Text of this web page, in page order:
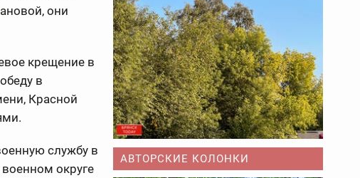
они
крещение в
в
Красной
службу в
округе
АВТОРСКИЕ КОЛОНКИ